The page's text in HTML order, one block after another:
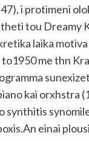
i protimeni
tou Dreamy
laika
me thn
kai orxhstra
synthitis
einai